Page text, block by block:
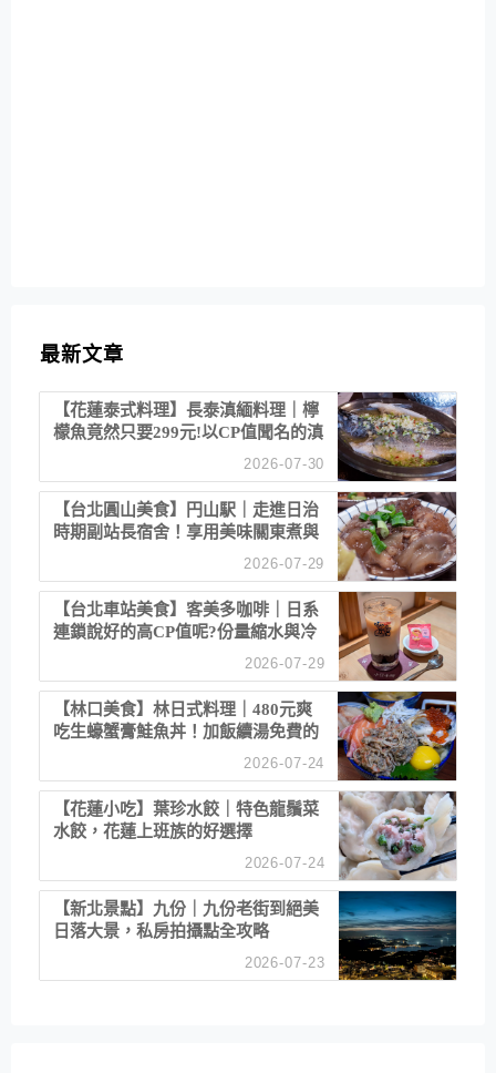
最新文章
【花蓮泰式料理】長泰滇緬料理｜檸
檬魚竟然只要299元!以CP值聞名的滇
2026-07-30
【台北圓山美食】円山駅｜走進日治
時期副站長宿舍！享用美味關東煮與
2026-07-29
【台北車站美食】客美多咖啡｜日系
連鎖說好的高CP值呢?份量縮水與冷
2026-07-29
【林口美食】林日式料理｜480元爽
吃生蠔蟹膏鮭魚丼！加飯續湯免費的
2026-07-24
【花蓮小吃】葉珍水餃｜特色龍鬚菜
水餃，花蓮上班族的好選擇
2026-07-24
【新北景點】九份｜九份老街到絕美
日落大景，私房拍攝點全攻略
2026-07-23